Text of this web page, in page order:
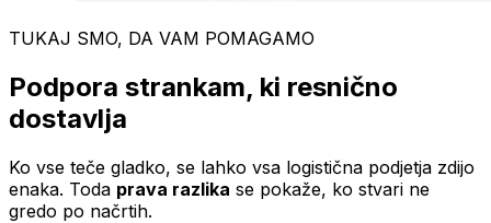
TUKAJ SMO, DA VAM POMAGAMO
Podpora strankam, ki resnično
dostavlja
Ko vse teče gladko, se lahko vsa logistična podjetja zdijo
enaka. Toda prava razlika se pokaže, ko stvari ne
gredo po načrtih.